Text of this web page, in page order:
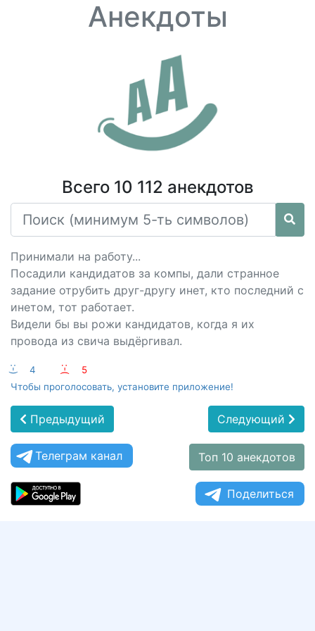
Анекдоты
Всего 10 112 анекдотов
Принимали на работу...
Посадили кандидатов за компы, дали странное
задание отрубить друг-другу инет, кто последний с
инетом, тот работает.
Видели бы вы рожи кандидатов, когда я их
провода из свича выдёргивал.
:-) 4 :-(
5
Чтобы проголосовать, установите приложение!
Предыдущий Следующий
Телеграм канал Топ 10 анекдотов
Поделиться